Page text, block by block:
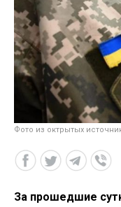
Фото из октрытых
За прошедшие